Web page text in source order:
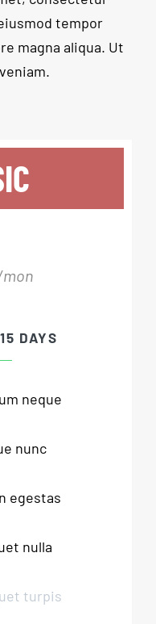
tempor
magna aliqua. Ut
DAYS
neque
nunc
egestas
nulla
turpis